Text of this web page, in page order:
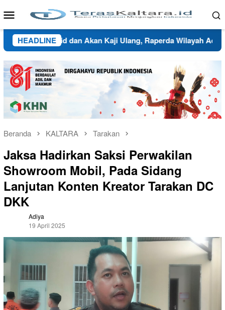
ke
Menu
Mobile
HEADLINE
Valid dan Akan Kaji Ulang, Raperda Wilayah Adat dan
Beranda KALTARA Tarakan
Jaksa Hadirkan Saksi Perwakilan
Showroom Mobil, Pada Sidang
Lanjutan Konten Kreator Tarakan DC
DKK
Adiya
19 April 2025